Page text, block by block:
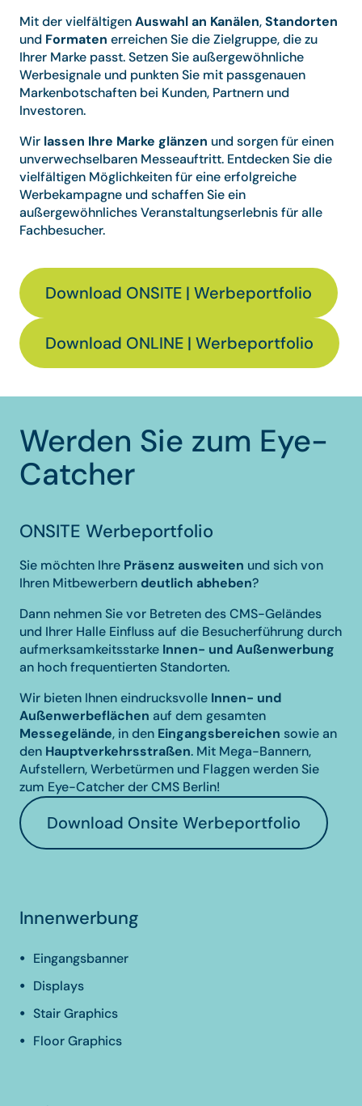
Mit der vielfältigenAuswahl an Kanälen,Standorten
und Formatenerreichen Sie die Zielgruppe, die zu
Ihrer Marke passt. Setzen Sie außergewöhnliche
Werbesignale und punkten Sie mit passgenauen
Markenbotschaften bei Kunden, Partnern und
Investoren.
Wir lassen Ihre Marke glänzen und sorgen für einen
unverwechselbaren Messeauftritt. Entdecken Sie die
vielfältigen Möglichkeiten für eine erfolgreiche
Werbekampagne und schaffen Sie ein
außergewöhnliches Veranstaltungserlebnis für alle
Fachbesucher.
Download ONSITE | Werbeportfolio
Download ONLINE | Werbeportfolio
Werden Sie zum Eye-
Catcher
ONSITE Werbeportfolio
Sie möchten Ihre Präsenz ausweiten und sich von
Ihren Mitbewerbern deutlich abheben?
Dann nehmen Sie vor Betreten des CMS-Geländes
und Ihrer Halle Einfluss auf die Besucherführung durch
aufmerksamkeitsstarke Innen- und Außenwerbung
an hoch frequentierten Standorten.
Wir bieten Ihnen eindrucksvolle Innen- und
Außenwerbeflächen auf dem gesamten
Messegelände, in den Eingangsbereichen sowie an
den Hauptverkehrsstraßen. Mit Mega-Bannern,
Aufstellern, Werbetürmen und Flaggen werden Sie
zum Eye-Catcher der CMS Berlin!
Download Onsite Werbeportfolio
Innenwerbung
Eingangsbanner
Displays
Stair Graphics
Floor Graphics